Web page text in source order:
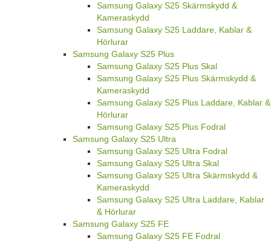
Samsung Galaxy S25 Skärmskydd &
Kameraskydd
Samsung Galaxy S25 Laddare, Kablar &
Hörlurar
Samsung Galaxy S25 Plus
Samsung Galaxy S25 Plus Skal
Samsung Galaxy S25 Plus Skärmskydd &
Kameraskydd
Samsung Galaxy S25 Plus Laddare, Kablar &
Hörlurar
Samsung Galaxy S25 Plus Fodral
Samsung Galaxy S25 Ultra
Samsung Galaxy S25 Ultra Fodral
Samsung Galaxy S25 Ultra Skal
Samsung Galaxy S25 Ultra Skärmskydd &
Kameraskydd
Samsung Galaxy S25 Ultra Laddare, Kablar
& Hörlurar
Samsung Galaxy S25 FE
Samsung Galaxy S25 FE Fodral